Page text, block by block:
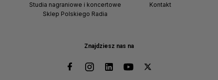
Znajdziesz nas na
Studia nagraniowe i koncertowe
Sklep Polskiego Radia
Kontakt